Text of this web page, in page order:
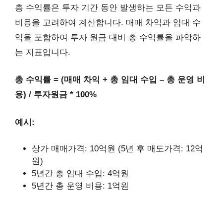
총 수익률은 투자 기간 동안 발생하는 모든 수익과
비용을 고려하여 계산합니다. 매매 차익과 임대 수
익을 포함하여 투자 원금 대비 총 수익률을 파악하
는 지표입니다.
총 수익률 = (매매 차익 + 총 임대 수입 – 총 운영 비
용) / 투자원금 * 100%
예시:
상가 매매가격: 10억원 (5년 후 매도가격: 12억
원)
5년간 총 임대 수입: 4억원
5년간 총 운영 비용: 1억원